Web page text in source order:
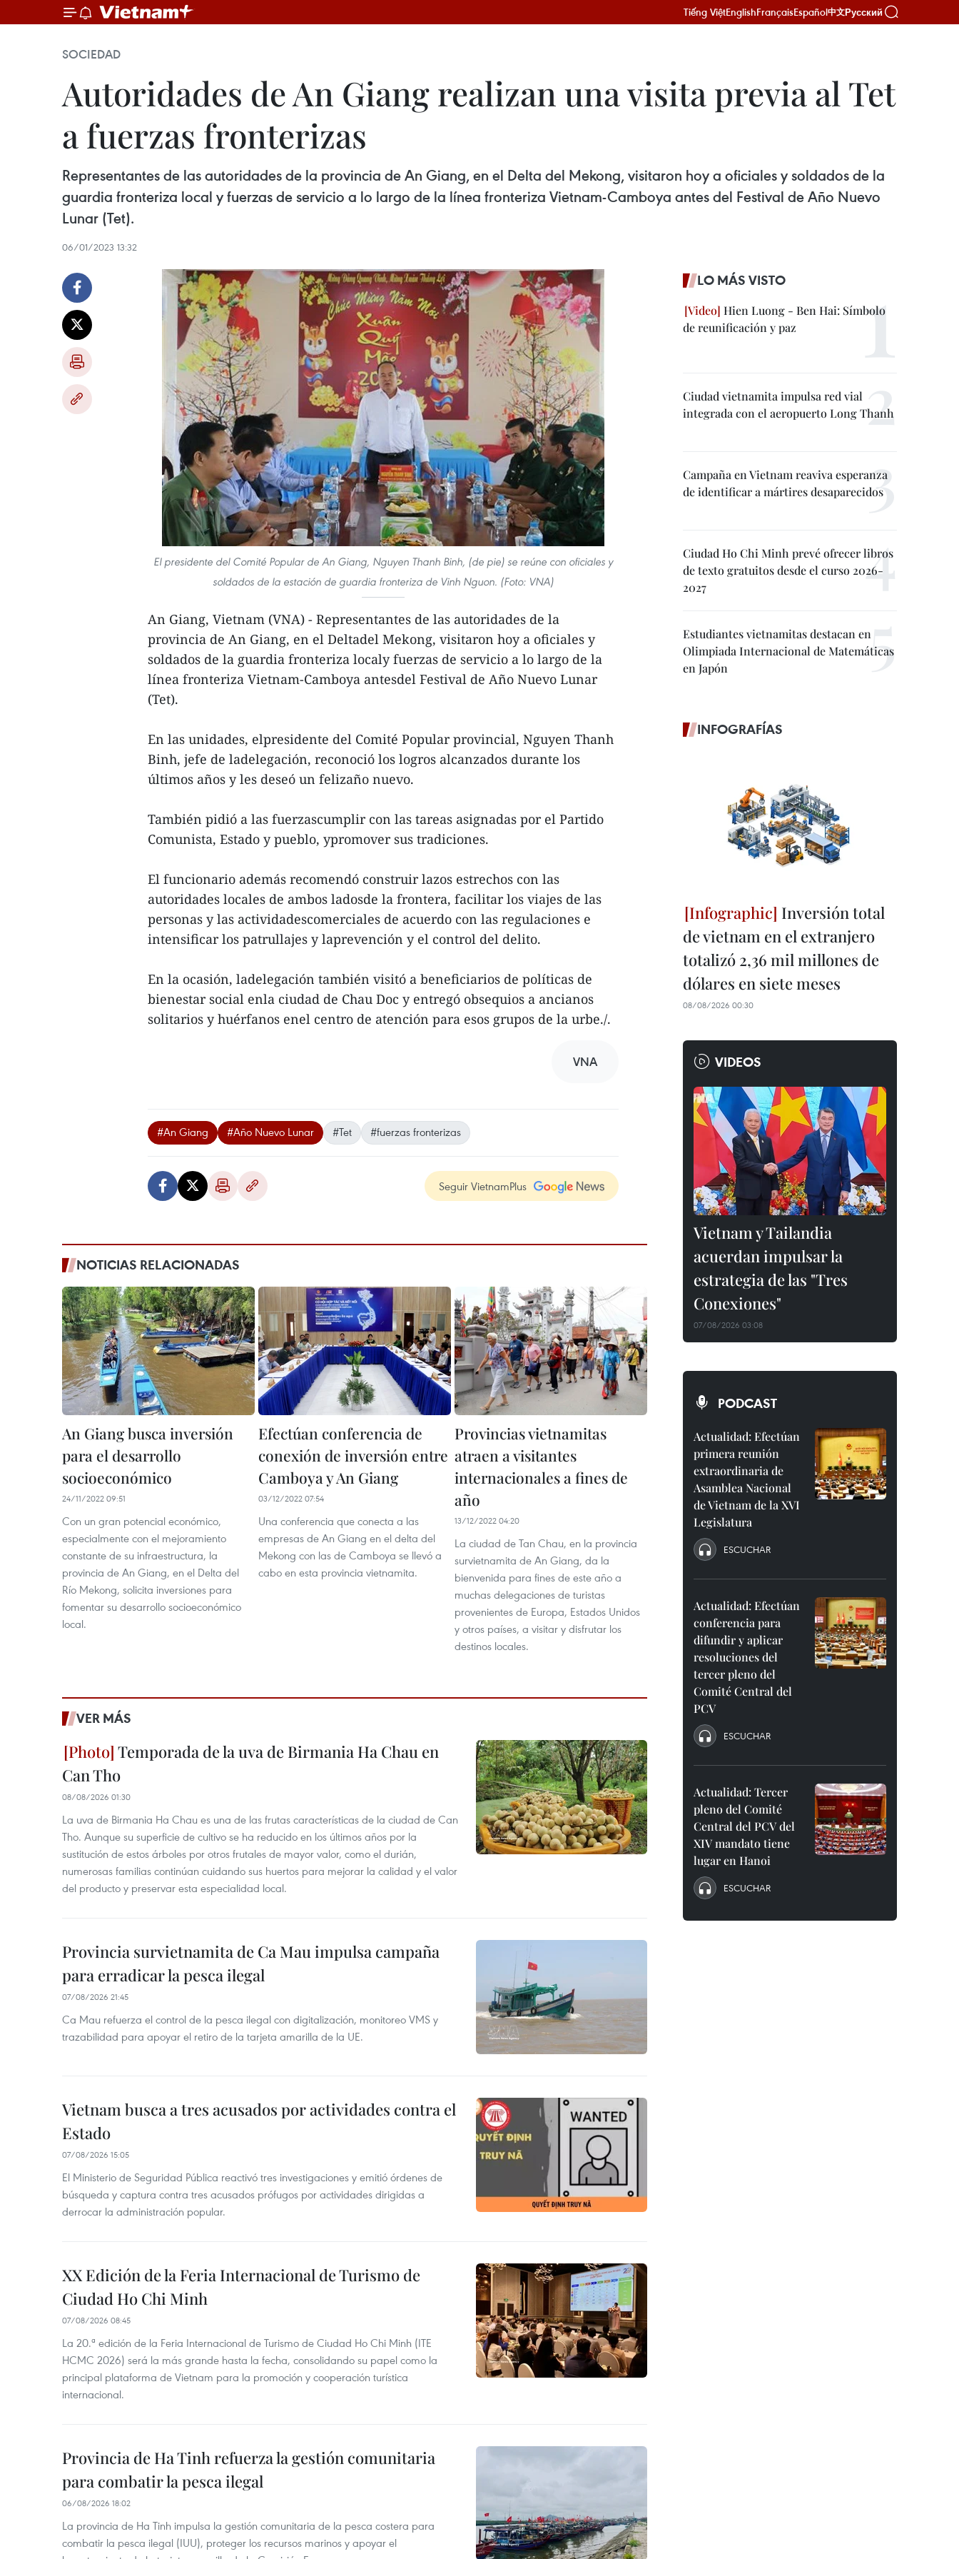
Tiếng ViệtEnglishFrançaisEspañol中文Русский
SOCIEDAD
Autoridades de An Giang realizan una visita previa al Tet
a fuerzas fronterizas
Representantes de las autoridades de la provincia de An Giang, en el Delta del Mekong, visitaron hoy a oficiales y soldados de la
guardia fronteriza local y fuerzas de servicio a lo largo de la línea fronteriza Vietnam-Camboya antes del Festival de Año Nuevo
Lunar (Tet).
06/01/2023 13:32
El presidente del Comité Popular de An Giang, Nguyen Thanh Binh, (de pie) se reúne con oficiales y
soldados de la estación de guardia fronteriza de Vinh Nguon. (Foto: VNA)
An Giang, Vietnam (VNA) - Representantes de las autoridades de la
provincia de An Giang, en el Deltadel Mekong, visitaron hoy a oficiales y
soldados de la guardia fronteriza localy fuerzas de servicio a lo largo de la
línea fronteriza Vietnam-Camboya antesdel Festival de Año Nuevo Lunar
(Tet).
En las unidades, elpresidente del Comité Popular provincial, Nguyen Thanh
Binh, jefe de ladelegación, reconoció los logros alcanzados durante los
últimos años y les deseó un felizaño nuevo.
También pidió a las fuerzascumplir con las tareas asignadas por el Partido
Comunista, Estado y pueblo, ypromover sus tradiciones.
El funcionario además recomendó construir lazos estrechos con las
autoridades locales de ambos ladosde la frontera, facilitar los viajes de las
personas y las actividadescomerciales de acuerdo con las regulaciones e
intensificar los patrullajes y laprevención y el control del delito.
En la ocasión, ladelegación también visitó a beneficiarios de políticas de
bienestar social enla ciudad de Chau Doc y entregó obsequios a ancianos
solitarios y huérfanos enel centro de atención para esos grupos de la urbe./.
VNA
#An Giang #Año Nuevo Lunar #Tet #fuerzas fronterizas
Seguir VietnamPlus
NOTICIAS RELACIONADAS
An Giang busca inversión
para el desarrollo
socioeconómico
24/11/2022 09:51
Con un gran potencial económico,
especialmente con el mejoramiento
constante de su infraestructura, la
provincia de An Giang, en el Delta del
Río Mekong, solicita inversiones para
fomentar su desarrollo socioeconómico
local.
Efectúan conferencia de
conexión de inversión entre
Camboya y An Giang
03/12/2022 07:54
Una conferencia que conecta a las
empresas de An Giang en el delta del
Mekong con las de Camboya se llevó a
cabo en esta provincia vietnamita.
Provincias vietnamitas
atraen a visitantes
internacionales a fines de
año
13/12/2022 04:20
La ciudad de Tan Chau, en la provincia
survietnamita de An Giang, da la
bienvenida para fines de este año a
muchas delegaciones de turistas
provenientes de Europa, Estados Unidos
y otros países, a visitar y disfrutar los
destinos locales.
VER MÁS
Temporada de la uva de Birmania Ha Chau en
Can Tho
08/08/2026 01:30
La uva de Birmania Ha Chau es una de las frutas características de la ciudad de Can
Tho. Aunque su superficie de cultivo se ha reducido en los últimos años por la
sustitución de estos árboles por otros frutales de mayor valor, como el durián,
numerosas familias continúan cuidando sus huertos para mejorar la calidad y el valor
del producto y preservar esta especialidad local.
Provincia survietnamita de Ca Mau impulsa campaña
para erradicar la pesca ilegal
07/08/2026 21:45
Ca Mau refuerza el control de la pesca ilegal con digitalización, monitoreo VMS y
trazabilidad para apoyar el retiro de la tarjeta amarilla de la UE.
Vietnam busca a tres acusados por actividades contra el
Estado
07/08/2026 15:05
El Ministerio de Seguridad Pública reactivó tres investigaciones y emitió órdenes de
búsqueda y captura contra tres acusados prófugos por actividades dirigidas a
derrocar la administración popular.
XX Edición de la Feria Internacional de Turismo de
Ciudad Ho Chi Minh
07/08/2026 08:45
La 20.ª edición de la Feria Internacional de Turismo de Ciudad Ho Chi Minh (ITE
HCMC 2026) será la más grande hasta la fecha, consolidando su papel como la
principal plataforma de Vietnam para la promoción y cooperación turística
internacional.
Provincia de Ha Tinh refuerza la gestión comunitaria
para combatir la pesca ilegal
06/08/2026 18:02
La provincia de Ha Tinh impulsa la gestión comunitaria de la pesca costera para
combatir la pesca ilegal (IUU), proteger los recursos marinos y apoyar el
LO MÁS VISTO
Hien Luong - Ben Hai: Símbolo
de reunificación y paz
Ciudad vietnamita impulsa red vial
integrada con el aeropuerto Long Thanh
Campaña en Vietnam reaviva esperanza
de identificar a mártires desaparecidos
Ciudad Ho Chi Minh prevé ofrecer libros
de texto gratuitos desde el curso 2026-
2027
Estudiantes vietnamitas destacan en
Olimpiada Internacional de Matemáticas
en Japón
INFOGRAFÍAS
Inversión total
de vietnam en el extranjero
totalizó 2,36 mil millones de
dólares en siete meses
08/08/2026 00:30
VIDEOS
Vietnam y Tailandia
acuerdan impulsar la
estrategia de las "Tres
Conexiones"
07/08/2026 03:08
PODCAST
Actualidad: Efectúan
primera reunión
extraordinaria de
Asamblea Nacional
de Vietnam de la XVI
Legislatura
ESCUCHAR
Actualidad: Efectúan
conferencia para
difundir y aplicar
resoluciones del
tercer pleno del
Comité Central del
PCV
ESCUCHAR
Actualidad: Tercer
pleno del Comité
Central del PCV del
XIV mandato tiene
lugar en Hanoi
ESCUCHAR